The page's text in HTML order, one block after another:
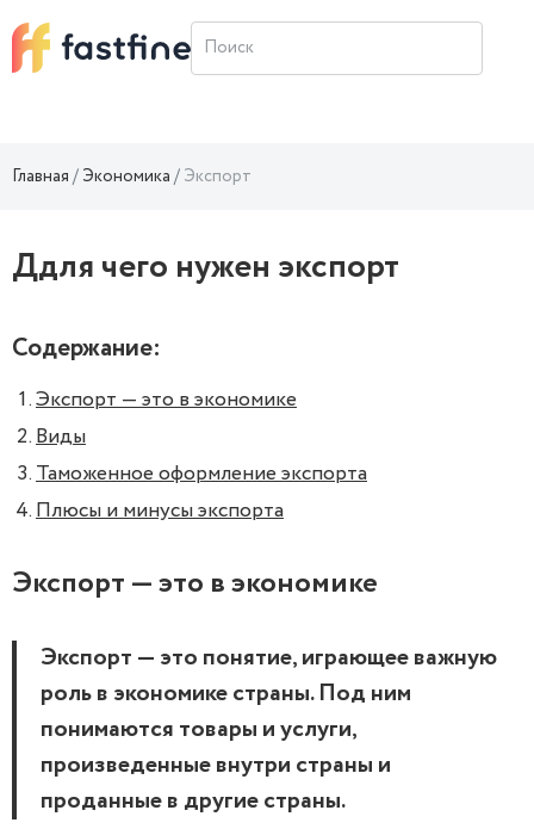
Главная Экономика Экспорт
Ддля чего нужен экспорт
Содержание:
Экспорт — это в экономике
Виды
Таможенное оформление экспорта
Плюсы и минусы экспорта
Экспорт — это в экономике
Экспорт — это понятие, играющее важную
роль в экономике страны. Под ним
понимаются товары и услуги,
произведенные внутри страны и
проданные в другие страны.